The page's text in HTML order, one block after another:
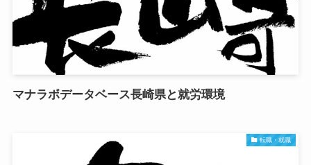
マナラボデータベース長崎県と就労環境
転職・就職